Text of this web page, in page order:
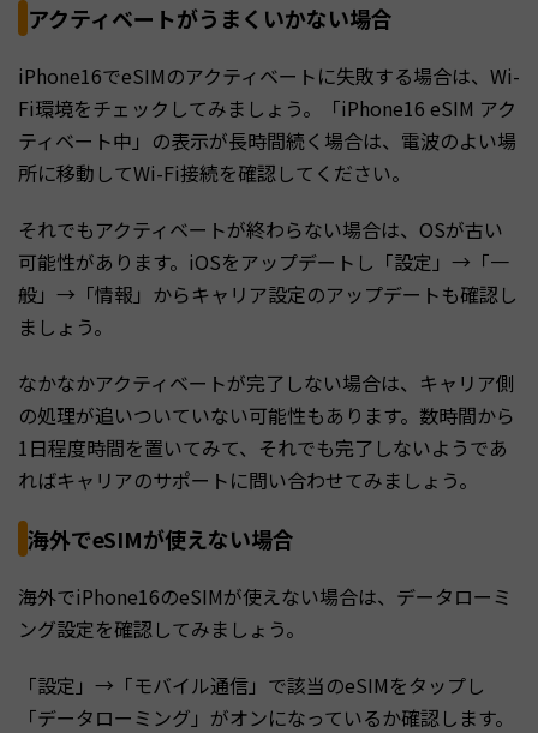
アクティベートがうまくいかない場合
iPhone16でeSIMのアクティベートに失敗する場合は、Wi-
Fi環境をチェックしてみましょう。「iPhone16 eSIM アク
ティベート中」の表示が長時間続く場合は、電波のよい場
所に移動してWi-Fi接続を確認してください。
それでもアクティベートが終わらない場合は、OSが古い
可能性があります。iOSをアップデートし「設定」→「一
般」→「情報」からキャリア設定のアップデートも確認し
ましょう。
なかなかアクティベートが完了しない場合は、キャリア側
の処理が追いついていない可能性もあります。数時間から
1日程度時間を置いてみて、それでも完了しないようであ
ればキャリアのサポートに問い合わせてみましょう。
海外でeSIMが使えない場合
海外でiPhone16のeSIMが使えない場合は、データローミ
ング設定を確認してみましょう。
「設定」→「モバイル通信」で該当のeSIMをタップし
「データローミング」がオンになっているか確認します。